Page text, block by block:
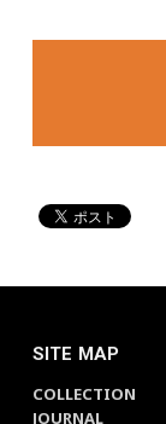
SITE MAP
COLLECTION
JOURNAL